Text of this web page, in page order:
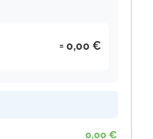
0,00 €
0,00 €